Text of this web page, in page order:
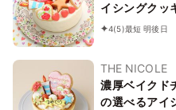
イシングクッ
しい！！ ＊
4(5)最短 明後日
THE NICOLE
濃厚ベイクド
の選べるアイ